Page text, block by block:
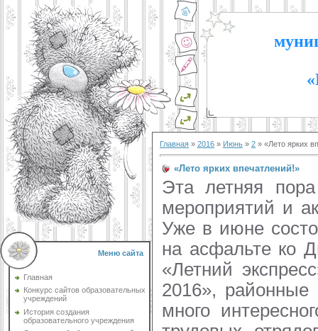
Меню сайта
Главная
Конкурс сайтов образовательных
учреждений
История создания
образовательного учреждения
Главная » 2016 » Июнь » 2 » «Лето ярких
«Лето ярких впечатлений!»
Эта летняя
мероприятий и
Уже в июне
на асфальте ко
«Летний
2016», районные
много